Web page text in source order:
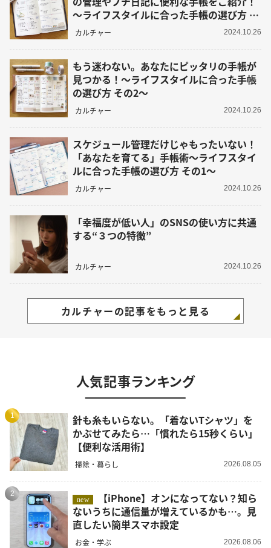
～ライフスタイルに合った手帳の選び方 そ
の3～
カルチャー 2024.10.26
もう迷わない。あなたにピッタリの手帳が
見つかる！～ライフスタイルに合った手帳
の選び方 その2～
カルチャー 2024.10.26
スケジュール管理だけじゃもったいない！
「あなたを育てる」手帳術～ライフスタイ
ルに合った手帳の選び方 その1～
カルチャー 2024.10.26
「幸福度が低い人」のSNSの使い方に共通
する“３つの特徴”
カルチャー 2024.10.26
カルチャーの記事をもっと見る
人気記事ランキング
1
針も糸もいらない。「着ないTシャツ」を
かぶせてみたら…「慣れたら15秒くらい」
【便利な活用術】
掃除・暮らし 2026.08.05
2
new
ないうちに通信量が増えているかも…。見
直したい簡単スマホ設定
お金・学ぶ 2026.08.06